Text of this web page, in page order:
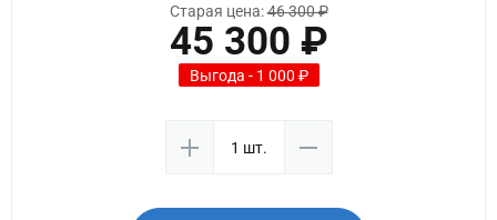
Старая цена:46 300 ₽
45 300 ₽
Выгода - 1 000 ₽